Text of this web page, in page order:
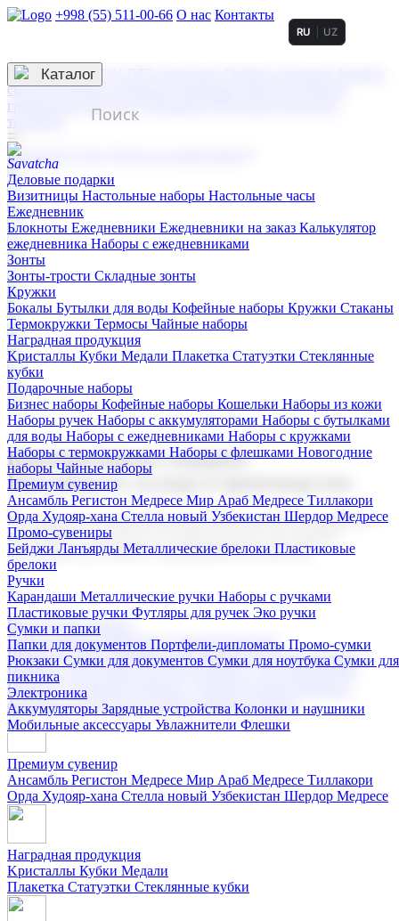
+998 (55) 511-00-66 О нас Контакты
3D гравировка
смолой (Doming)
гравировка твердая
тиснение
RU UZ
☰
Контакты
Каталог
Деловые подарки
Визитницы Настольные наборы Настольные часы
Ежедневник
Блокноты Ежедневники Ежедневники на заказ Калькулятор
ежедневника Наборы с ежедневниками
Зонты
Зонты-трости Складные зонты
Кружки
Бокалы Бутылки для воды Кофейные наборы Кружки Стаканы
Термокружки Термосы Чайные наборы
Наградная продукция
Kристаллы Кубки Медали Плакетка Статуэтки Стеклянные
кубки
Подарочные наборы
Бизнес наборы Кофейные наборы Кошельки Наборы из кожи
Наборы ручек Наборы с аккумуляторами Наборы с бутылками
для воды Наборы с ежедневниками Наборы с кружками
Наборы с термокружками Наборы с флешками Новогодние
наборы Чайные наборы
Премиум сувенир
Ансамбль Регистон Медресе Мир Араб Медресе Тиллакори
Орда Худояр-хана Стелла новый Узбекистан Шердор Медресе
Промо-сувениры
Бейджи Ланъярды Металлические брелоки Пластиковые
брелоки
Ручки
Карандаши Металлические ручки Наборы с ручками
Пластиковые ручки Футляры для ручек Эко ручки
Сумки и папки
Папки для документов Портфели-дипломаты Промо-сумки
Рюкзаки Сумки для документов Сумки для ноутбука Сумки для
пикника
Электроника
Аккумуляторы Зарядные устройства Колонки и наушники
Мобильные аксессуары Увлажнители Флешки
Корпоративные подарки
Поставка со склада и производство
Мы предлагаем широкий выбор корпоративных подарков и
сувениров с логотипом. В нашем каталоге вы найдете
продукцию для бизнеса, мероприятия и клиентов.
Подарочные наборы
Бизнес наборыКофейные наборы Кошельки
Наборы из кожиНаборы ручекНаборы с аккумуляторами
Наборы с бутылками для воды
Наборы с ежедневниками
Наборы с кружками
флешкамиНовогодние наборыЧайные наборы
Премиум сувенир
Ансамбль Регистон Медресе Мир Араб Медресе Тиллакори
Орда Худояр-хана Стелла новый Узбекистан Шердор Медресе
Наградная продукция
Kристаллы Кубки Медали
Плакетка Статуэтки Стеклянные кубки